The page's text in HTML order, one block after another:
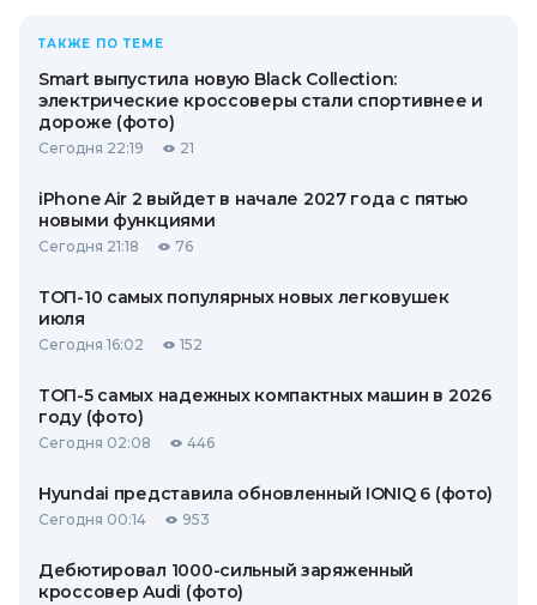
ТАКЖЕ ПО ТЕМЕ
Smart выпустила новую Black Collection:
электрические кроссоверы стали спортивнее и
дороже (фото)
Сегодня 22:19 21
iPhone Air 2 выйдет в начале 2027 года с пятью
новыми функциями
Сегодня 21:18 76
ТОП-10 самых популярных новых легковушек
июля
Сегодня 16:02 152
ТОП-5 самых надежных компактных машин в 2026
году (фото)
Сегодня 02:08 446
Hyundai представила обновленный IONIQ 6 (фото)
Сегодня 00:14 953
Дебютировал 1000-сильный заряженный
кроссовер Audi (фото)